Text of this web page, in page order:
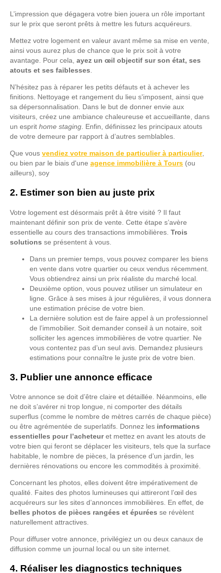
L’impression que dégagera votre bien jouera un rôle important
sur le prix que seront prêts à mettre les futurs acquéreurs.
Mettez votre logement en valeur avant même sa mise en vente,
ainsi vous aurez plus de chance que le prix soit à votre
avantage. Pour cela, ayez un œil objectif sur son état, ses
atouts et ses faiblesses.
N’hésitez pas à réparer les petits défauts et à achever les
finitions. Nettoyage et rangement du lieu s'imposent, ainsi que
sa dépersonnalisation. Dans le but de donner envie aux
visiteurs, créez une ambiance chaleureuse et accueillante, dans
un esprit home staging. Enfin, définissez les principaux atouts
de votre demeure par rapport à d’autres semblables.
Que vous vendiez votre maison de particulier à particulier,
ou bien par le biais d'une agence immobilière à Tours (ou
ailleurs), soy
2. Estimer son bien au juste prix
Votre logement est désormais prêt à être visité ? Il faut
maintenant définir son prix de vente. Cette étape s’avère
essentielle au cours des transactions immobilières. Trois
solutions se présentent à vous.
Dans un premier temps, vous pouvez comparer les biens
en vente dans votre quartier ou ceux vendus récemment.
Vous obtiendrez ainsi un prix réaliste du marché local.
Deuxième option, vous pouvez utiliser un simulateur en
ligne. Grâce à ses mises à jour régulières, il vous donnera
une estimation précise de votre bien.
La dernière solution est de faire appel à un professionnel
de l’immobilier. Soit demander conseil à un notaire, soit
solliciter les agences immobilières de votre quartier. Ne
vous contentez pas d’un seul avis. Demandez plusieurs
estimations pour connaître le juste prix de votre bien.
3. Publier une annonce efficace
Votre annonce se doit d’être claire et détaillée. Néanmoins, elle
ne doit s’avérer ni trop longue, ni comporter des détails
superflus (comme le nombre de mètres carrés de chaque pièce)
ou être agrémentée de superlatifs. Donnez les informations
essentielles pour l’acheteuret mettez en avant les atouts de
votre bien qui feront se déplacer les visiteurs, tels que la surface
habitable, le nombre de pièces, la présence d’un jardin, les
dernières rénovations ou encore les commodités à proximité.
Concernant les photos, elles doivent être impérativement de
qualité. Faites des photos lumineuses qui attireront l’œil des
acquéreurs sur les sites d’annonces immobilières. En effet, de
belles photos de pièces rangées et épurées se révèlent
naturellement attractives.
Pour diffuser votre annonce, privilégiez un ou deux canaux de
diffusion comme un journal local ou un site internet.
4. Réaliser les diagnostics techniques